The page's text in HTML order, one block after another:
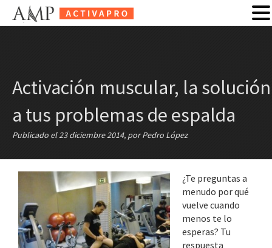
Activación muscular, la solución
a tus problemas de espalda
Publicado el 23 diciembre 2014, por Pedro López
¿Te preguntas a
menudo por qué
vuelve cuando
menos te lo
esperas? Tu
respuesta